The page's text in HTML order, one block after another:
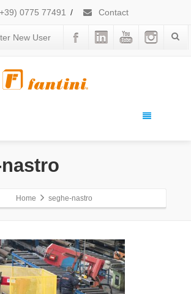
0775 77491 / Contact
New User
Home seghe-nastro